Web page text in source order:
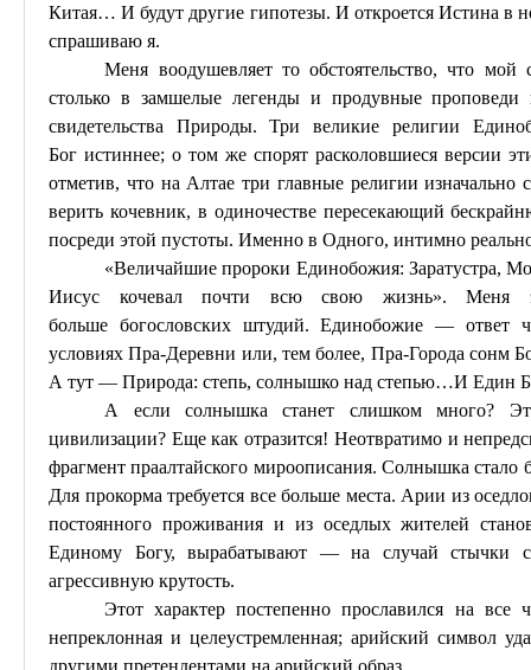
Китая… И будут другие гипотезы. И откроется Истина
спрашиваю я.
Меня воодушевляет то обстоятельство, что
столько в замшелые легенды и продувныепроповеди
свидетельства Природы. Три великие религии
Бог истиннее; о том же спорят расколовшиеся версии
отметив, что на Алтае три главные религии
верить кочевник, в одиночестве пересекающий
посреди этой пустоты. Именно в Одного, интимно
«Величайшие пророки Единобожия: Заратустра,
Иисус кочевал почти всю свою жизнь». Меня
больше богословских штудий. Единобожие — ответ
условияхПра-Деревни или, тем более, Пра-Города сонм
А тут — Природа: степь, солнышко над степью…И Един
А если солнышка станет слишком много? Это
цивилизации? Еще как отразится! Неотвратимо и
фрагмент праалтайского мироописания. Солнышка стало
Для прокорма требуется все больше места. Арии из
постоянного проживания и из оседлых жителей
Единому Богу, вырабатывают — на случай стычки
агрессивную крутость.
Этот характер постепенно прославился на все
непреклонная и целеустремленная; арийский символ
другими претендентами на арийский образ.